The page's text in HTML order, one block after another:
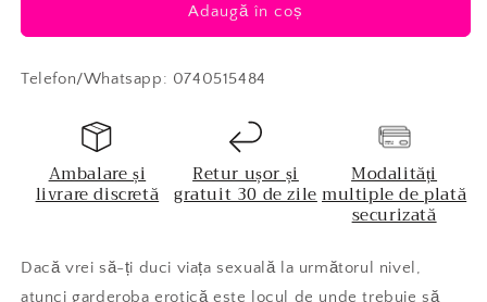
Adaugă în coș
Telefon/Whatsapp: 0740515484
Ambalare și
livrare discretă
Retur ușor și
gratuit 30 de zile
Modalități
multiple de plată
securizată
Dacă vrei să-ți duci viața sexuală la următorul nivel,
atunci garderoba erotică este locul de unde trebuie să